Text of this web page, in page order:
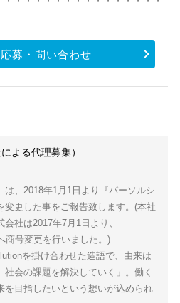
募・問い合わせ
よる代理募集）
は、2018年1月1日より『パーソルシ
変更した事をご報告致します。(本社
社は2017年7月1日より、
商号変更を行いました。)
を掛け合わせた造語で、由来は
社会の課題を解決していく」。働く
を目指したいという想いが込められ